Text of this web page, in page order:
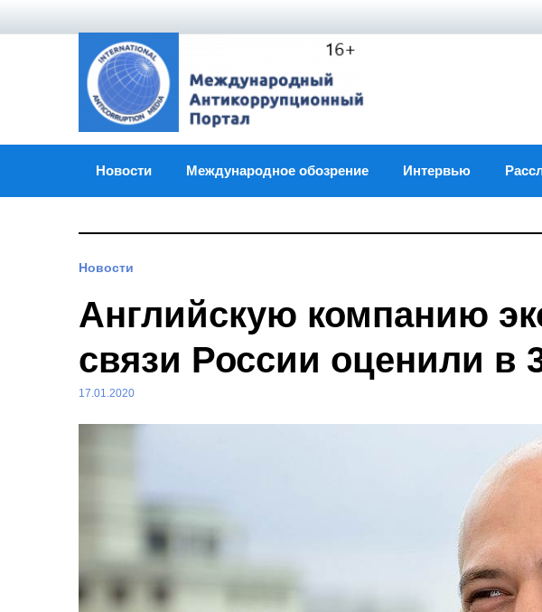
Новости Международное обозрение Интервью
Новости
Английскую компанию
связи России оценили в
17.01.2020